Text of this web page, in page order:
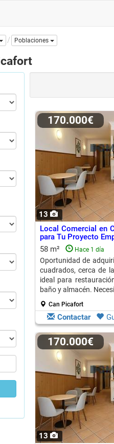
Dropdown
Poblaciones
13
170.000€
Local Comercial en
para Tu Proyecto
58 m²
Hace 1 día
Oportunidad de
cuadrados, cerca de
ideal para
baño y almacén.
Can Picafort
Contactar
13
170.000€